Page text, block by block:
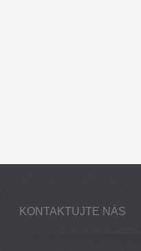
KONTAKTUJTE NÁS